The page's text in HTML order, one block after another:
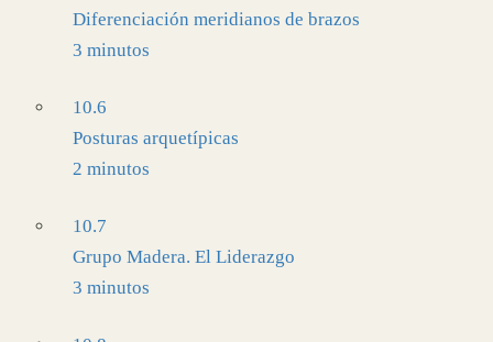
Diferenciación meridianos de brazos
3 minutos
10.6
Posturas arquetípicas
2 minutos
10.7
Grupo Madera. El Liderazgo
3 minutos